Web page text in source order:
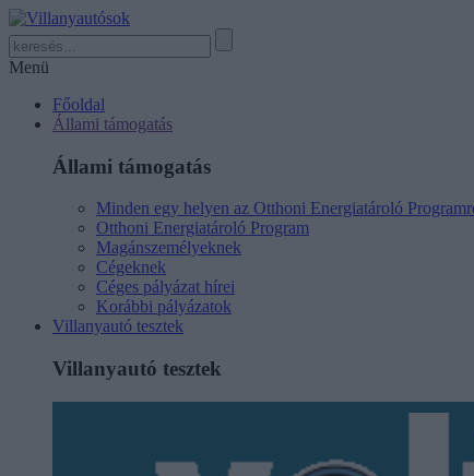
Menü
Főoldal
Állami támogatás
Állami támogatás
Minden egy helyen az Otthoni Energiatároló
Otthoni Energiatároló Program
Magánszemélyeknek
Cégeknek
Céges pályázat hírei
Korábbi pályázatok
Villanyautó tesztek
Villanyautó tesztek